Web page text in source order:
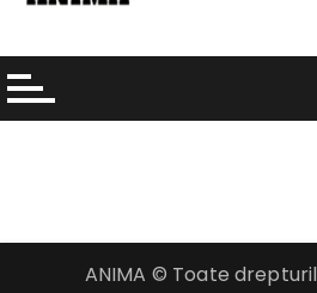
ANIMA © Toate